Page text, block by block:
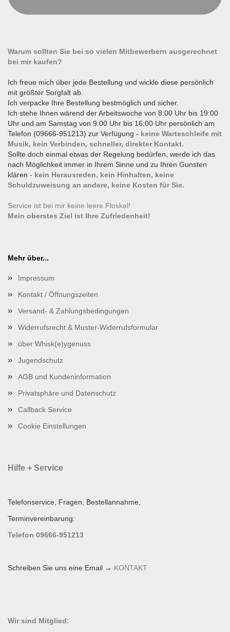
Warum sollten Sie bei so vielen Mitbewerbern ausgerechnet
bei mir kaufen?
Ich freue mich über jede Bestellung und wickle diese persönlich
mit größter Sorgfalt ab.
Ich verpacke Ihre Bestellung bestmöglich und sicher.
Ich stehe Ihnen wärend der Arbeitswoche von 8:00 Uhr bis 19:00
Uhr und am Samstag von 9:00 Uhr bis 16:00 Uhr persönlich am
Telefon (09666-951213) zur Verfügung - keine Warteschleife mit
Musik, kein Verbinden, schneller, direkter Kontakt.
Sollte doch einmal etwas der Regelung bedürfen, werde ich das
nach Möglichkeit immer in Ihrem Sinne und zu Ihren Gunsten
klären - kein Herausreden, kein Hinhalten, keine
Schuldzuweisung an andere, keine Kosten für Sie.
Service ist bei mir keine leere Floskel!
Mein oberstes Ziel ist Ihre Zufriedenheit!
Mehr über...
Impressum
Kontakt / Öffnungszeiten
Versand- & Zahlungsbedingungen
Widerrufsrecht & Muster-Widerrufsformular
über Whisk(e)ygenuss
Jugendschutz
AGB und Kundeninformation
Privatsphäre und Datenschutz
Callback Service
Cookie Einstellungen
Hilfe + Service
Telefonservice, Fragen, Bestellannahme,
Terminvereinbarung:
Telefon 09666-951213
Schreiben Sie uns eine Email → KONTAKT
Wir sind Mitglied: